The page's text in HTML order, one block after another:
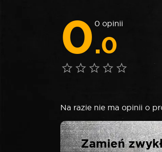
0.0
0 opinii
Na razie nie ma opinii o
Zamień